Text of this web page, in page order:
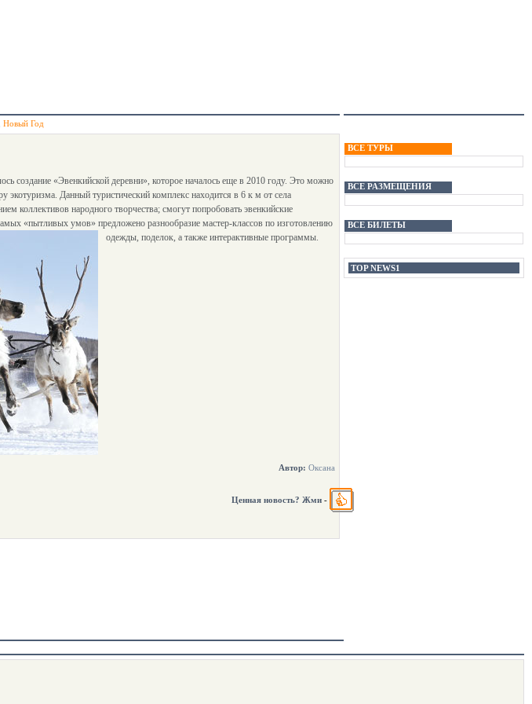
Новый Год
создание «Эвенкийской деревни», которое началось еще в 2010 году. Это можно
экотуризма. Данный туристический комплекс находится в 6 к м от села
коллективов народного творчества; смогут попробовать эвенкийские
«пытливых умов» предложено разнообразие мастер-классов по изготовлению
одежды, поделок, а также интерактивные программы.
Автор: Оксана
Ценная новость? Жми -
ВСЕ ТУРЫ
ВСЕ РАЗМЕЩЕНИЯ
ВСЕ БИЛЕТЫ
TOP NEWS1